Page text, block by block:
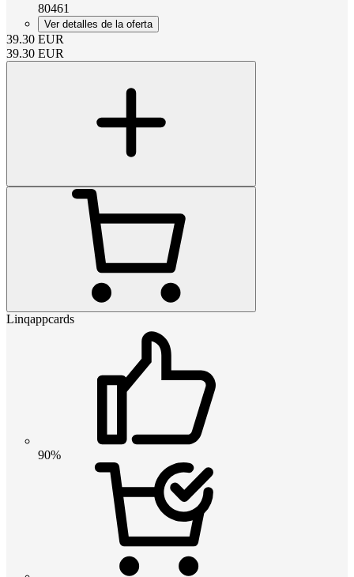
80461
Ver detalles de la oferta
39.30 EUR
39.30 EUR
Linqappcards
90%